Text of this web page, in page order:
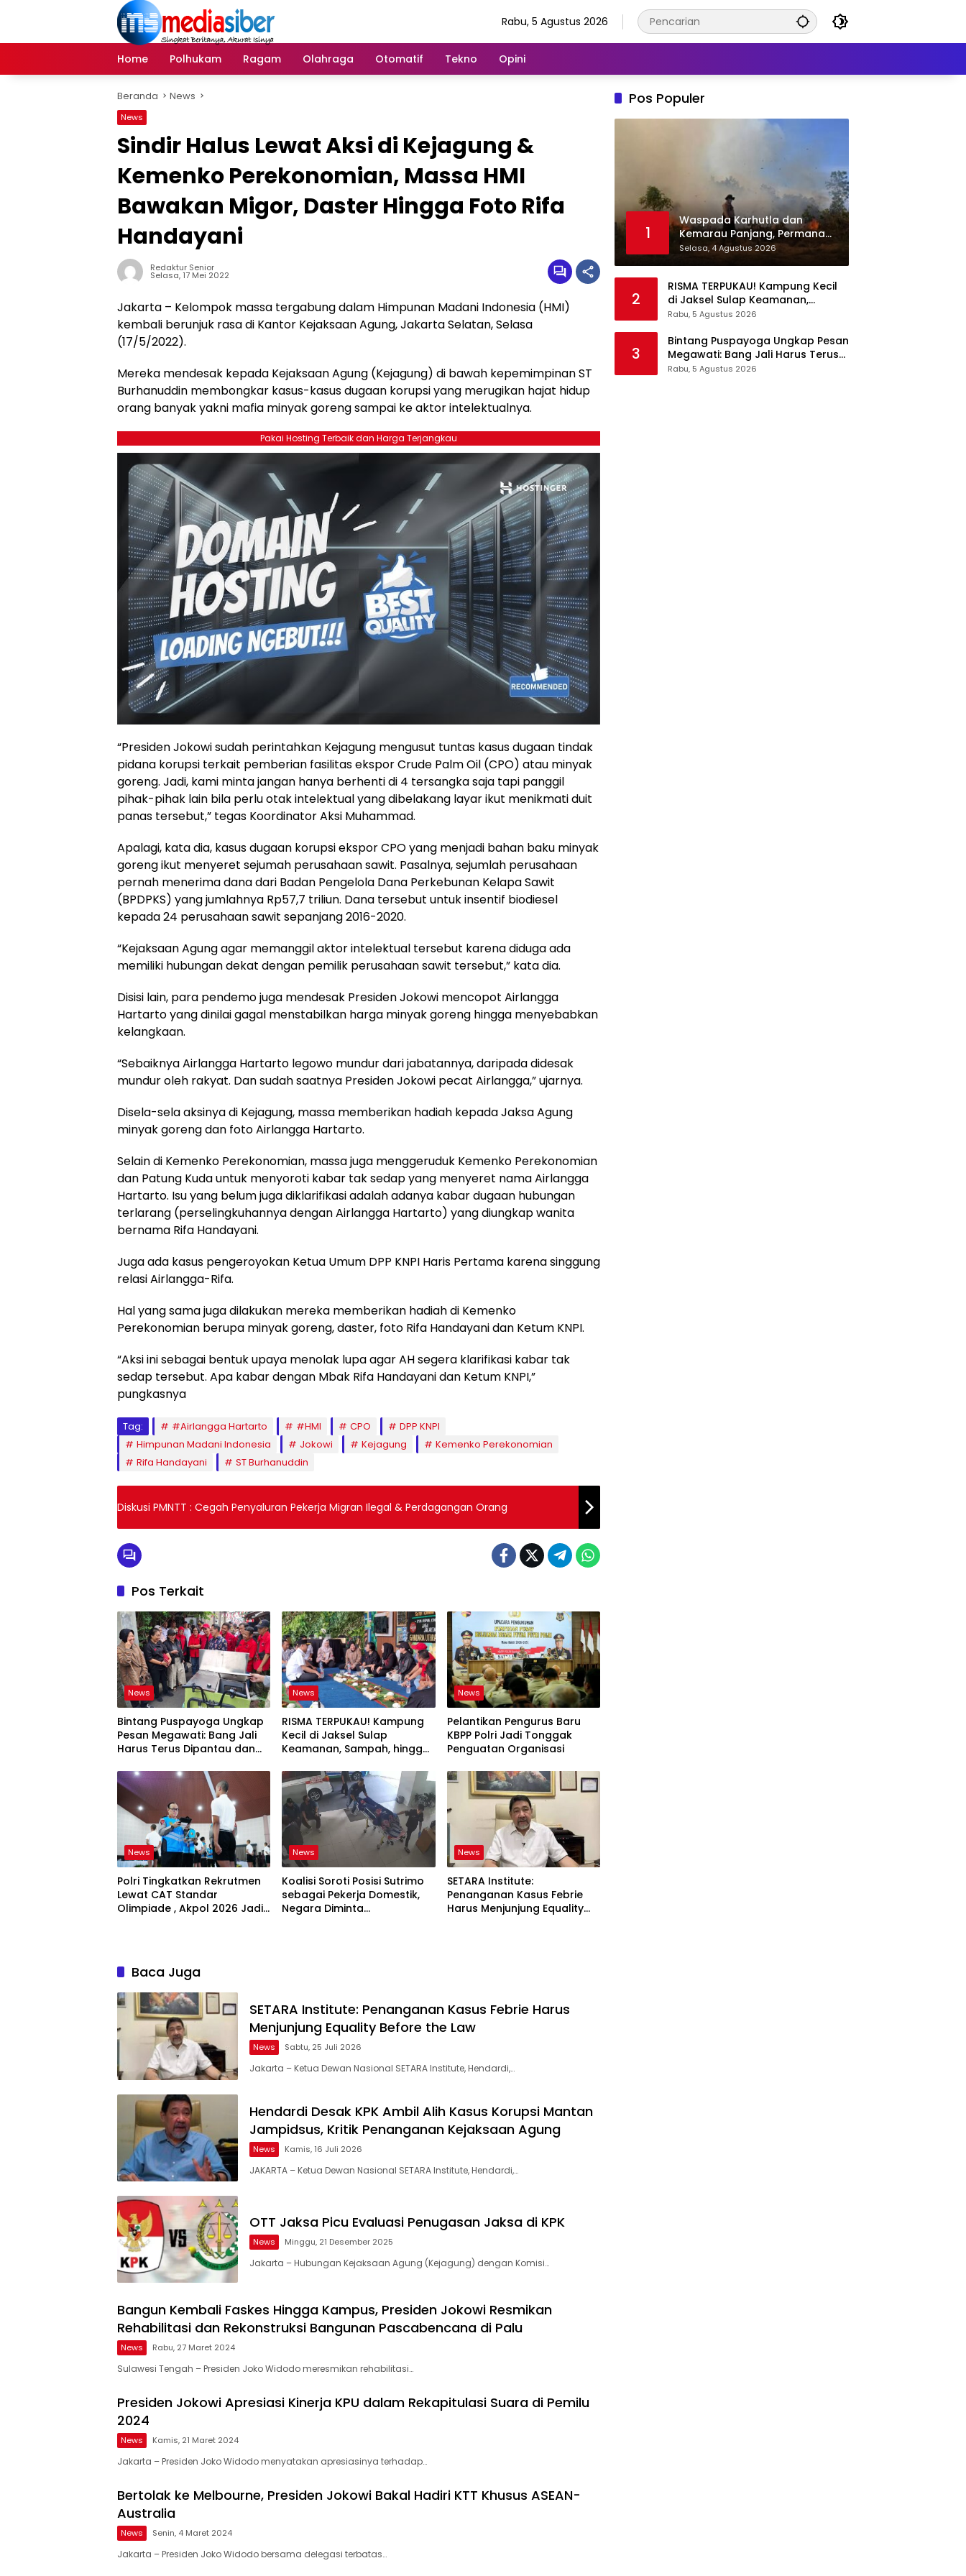
Rabu, 5 Agustus 2026
Home Polhukam Ragam Olahraga Otomatif Tekno Opini
Beranda News
News
Sindir Halus Lewat Aksi di Kejagung &
Kemenko Perekonomian, Massa HMI
Bawakan Migor, Daster Hingga Foto Rifa
Handayani
Redaktur Senior
Selasa, 17 Mei 2022
Jakarta – Kelompok massa tergabung dalam Himpunan Madani Indonesia (HMI)
kembali berunjuk rasa di Kantor Kejaksaan Agung, Jakarta Selatan, Selasa
(17/5/2022).
Mereka mendesak kepada Kejaksaan Agung (Kejagung) di bawah kepemimpinan ST
Burhanuddin membongkar kasus-kasus dugaan korupsi yang merugikan hajat hidup
orang banyak yakni mafia minyak goreng sampai ke aktor intelektualnya.
Pakai Hosting Terbaik dan Harga Terjangkau
“Presiden Jokowi sudah perintahkan Kejagung mengusut tuntas kasus dugaan tindak
pidana korupsi terkait pemberian fasilitas ekspor Crude Palm Oil (CPO) atau minyak
goreng. Jadi, kami minta jangan hanya berhenti di 4 tersangka saja tapi panggil
pihak-pihak lain bila perlu otak intelektual yang dibelakang layar ikut menikmati duit
panas tersebut,” tegas Koordinator Aksi Muhammad.
Apalagi, kata dia, kasus dugaan korupsi ekspor CPO yang menjadi bahan baku minyak
goreng ikut menyeret sejumah perusahaan sawit. Pasalnya, sejumlah perusahaan
pernah menerima dana dari Badan Pengelola Dana Perkebunan Kelapa Sawit
(BPDPKS) yang jumlahnya Rp57,7 triliun. Dana tersebut untuk insentif biodiesel
kepada 24 perusahaan sawit sepanjang 2016-2020.
“Kejaksaan Agung agar memanggil aktor intelektual tersebut karena diduga ada
memiliki hubungan dekat dengan pemilik perusahaan sawit tersebut,” kata dia.
Disisi lain, para pendemo juga mendesak Presiden Jokowi mencopot Airlangga
Hartarto yang dinilai gagal menstabilkan harga minyak goreng hingga menyebabkan
kelangkaan.
“Sebaiknya Airlangga Hartarto legowo mundur dari jabatannya, daripada didesak
mundur oleh rakyat. Dan sudah saatnya Presiden Jokowi pecat Airlangga,” ujarnya.
Disela-sela aksinya di Kejagung, massa memberikan hadiah kepada Jaksa Agung
minyak goreng dan foto Airlangga Hartarto.
Selain di Kemenko Perekonomian, massa juga menggeruduk Kemenko Perekonomian
dan Patung Kuda untuk menyoroti kabar tak sedap yang menyeret nama Airlangga
Hartarto. Isu yang belum juga diklarifikasi adalah adanya kabar dugaan hubungan
terlarang (perselingkuhannya dengan Airlangga Hartarto) yang diungkap wanita
bernama Rifa Handayani.
Juga ada kasus pengeroyokan Ketua Umum DPP KNPI Haris Pertama karena singgung
relasi Airlangga-Rifa.
Hal yang sama juga dilakukan mereka memberikan hadiah di Kemenko
Perekonomian berupa minyak goreng, daster, foto Rifa Handayani dan Ketum KNPI.
“Aksi ini sebagai bentuk upaya menolak lupa agar AH segera klarifikasi kabar tak
sedap tersebut. Apa kabar dengan Mbak Rifa Handayani dan Ketum KNPI,”
pungkasnya
Tag: #Airlangga Hartarto #HMI CPO
DPP KNPI
Himpunan Madani Indonesia
Jokowi Kejagung
Kemenko Perekonomian
Rifa Handayani
ST Burhanuddin
Diskusi PMNTT : Cegah Penyaluran Pekerja Migran Ilegal & Perdagangan Orang
Pos Terkait
News
Bintang Puspayoga Ungkap
Pesan Megawati: Bang Jali
Harus Terus Dipantau dan
News
RISMA TERPUKAU! Kampung
Kecil di Jaksel Sulap
Keamanan, Sampah, hingga
Sistem
News
Pelantikan Pengurus Baru
KBPP Polri Jadi Tonggak
Penguatan Organisasi
News
Polri Tingkatkan Rekrutmen
Lewat CAT Standar
Olimpiade , Akpol 2026 Jadi
News
Koalisi Soroti Posisi Sutrimo
sebagai Pekerja Domestik,
Negara Diminta
News
SETARA Institute:
Penanganan Kasus Febrie
Harus Menjunjung Equality
Baca Juga
SETARA Institute: Penanganan Kasus Febrie Harus
Menjunjung Equality Before the Law
News Sabtu, 25 Juli 2026
Jakarta – Ketua Dewan Nasional SETARA Institute, Hendardi,…
Hendardi Desak KPK Ambil Alih Kasus Korupsi Mantan
Jampidsus, Kritik Penanganan Kejaksaan Agung
News Kamis, 16 Juli 2026
JAKARTA – Ketua Dewan Nasional SETARA Institute, Hendardi,…
OTT Jaksa Picu Evaluasi Penugasan Jaksa di KPK
News Minggu, 21 Desember 2025
Jakarta – Hubungan Kejaksaan Agung (Kejagung) dengan Komisi…
Bangun Kembali Faskes Hingga Kampus, Presiden Jokowi Resmikan
Rehabilitasi dan Rekonstruksi Bangunan Pascabencana di Palu
News Rabu, 27 Maret 2024
Sulawesi Tengah – Presiden Joko Widodo meresmikan rehabilitasi…
Presiden Jokowi Apresiasi Kinerja KPU dalam Rekapitulasi Suara di Pemilu
2024
News Kamis, 21 Maret 2024
Jakarta – Presiden Joko Widodo menyatakan apresiasinya terhadap…
Bertolak ke Melbourne, Presiden Jokowi Bakal Hadiri KTT Khusus ASEAN-
Australia
News Senin, 4 Maret 2024
Jakarta – Presiden Joko Widodo bersama delegasi terbatas…
Pos Populer
1
Waspada Karhutla dan
Kemarau Panjang, Permana
Irmansyah Tekankan Mitigasi
Berbasis Komunitas
Selasa, 4 Agustus 2026
2
RISMA TERPUKAU! Kampung Kecil
di Jaksel Sulap Keamanan,
Sampah, hingga Ketahanan
Rabu, 5 Agustus 2026
3
Bintang Puspayoga Ungkap Pesan
Megawati: Bang Jali Harus Terus
Dipantau dan Dikembangkan
Rabu, 5 Agustus 2026